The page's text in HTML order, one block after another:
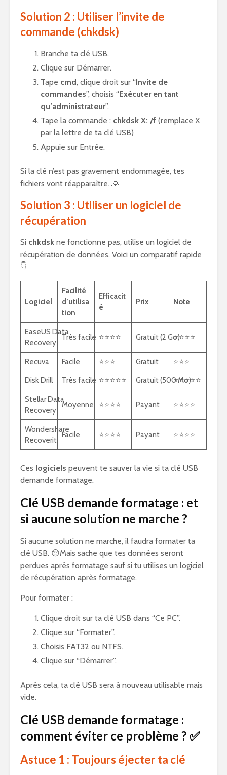
Solution 2 : Utiliser l’invite de
commande (chkdsk)
Branche ta clé USB.
Clique sur Démarrer.
Tape cmd, clique droit sur “Invite de
commandes”, choisis “Exécuter en tant
qu’administrateur”.
Tape la commande : chkdsk X: /f (remplace X
par la lettre de ta clé USB)
Appuie sur Entrée.
Si la clé n’est pas gravement endommagée, tes
fichiers vont réapparaître. 🙏
Solution 3 : Utiliser un logiciel de
récupération
Si chkdsk ne fonctionne pas, utilise un logiciel de
récupération de données. Voici un comparatif rapide
👇
Logiciel
Facilité
d’utilisa
tion
Efficacit
é
Prix Note
EaseUS Data
Recovery
Très facile ⭐⭐⭐⭐ Gratuit (2 Go)⭐⭐⭐⭐
Recuva Facile ⭐⭐⭐ Gratuit ⭐⭐⭐
Disk Drill Très facile ⭐⭐⭐⭐⭐ Gratuit (500 Mo)
⭐⭐⭐⭐⭐
Stellar Data
Recovery
Moyenne ⭐⭐⭐⭐ Payant ⭐⭐⭐⭐
Wondershare
Recoverit
Facile ⭐⭐⭐⭐ Payant ⭐⭐⭐⭐
Ces logiciels peuvent te sauver la vie si ta clé USB
demande formatage.
Clé USB demande formatage : et
si aucune solution ne marche ?
Si aucune solution ne marche, il faudra formater ta
clé USB. 😔Mais sache que tes données seront
perdues après formatage sauf si tu utilises un logiciel
de récupération après formatage.
Pour formater :
Clique droit sur ta clé USB dans “Ce PC”.
Clique sur “Formater”.
Choisis FAT32 ou NTFS.
Clique sur “Démarrer”.
Après cela, ta clé USB sera à nouveau utilisable mais
vide.
Clé USB demande formatage :
comment éviter ce problème ? ✅
Astuce 1 : Toujours éjecter ta clé